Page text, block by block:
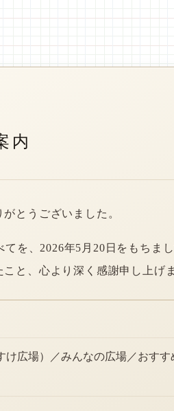
内
とうございました。
を、2026年5月20日をもちま
と、心より深く感謝申し上げま
広場）／みんなの広場／おすす